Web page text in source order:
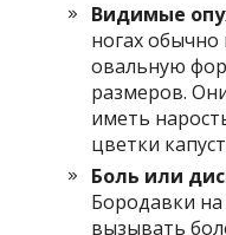
Видимые
ногах
овальную
размеров.
иметь
цветки
Боль или
Бородавки на
вызывать